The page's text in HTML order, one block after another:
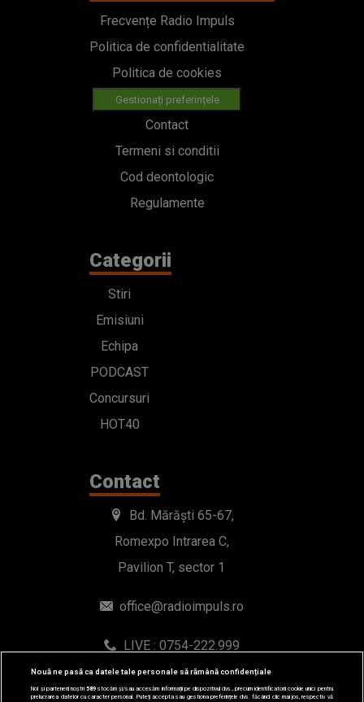
Frecvențe Radio Impuls
Politica de confidentialitate
Politica de cookies
Gestionați preferințele
Contact
Termeni si conditii
Cod deontologic
Regulamente
Categorii
Stiri
Emisiuni
Echipa
PODCAST
Concursuri
HOT40
Contact
Bd. Mărăști 65-67,
Romexpo Intrarea C,
Pavilion T, sector 1
office@radioimpuls.ro
LIVE : 0754-222.999
WhatsApp: 0754-222.999
Nouă ne pasă ca datele tale personale să rămână confidențiale
Noi și partenerii noștri589stocăm și/sau accesăm informații pe dispozitivul dvs., precum identificatorii cookie unici pentru
prelucrarea datelor cu caracter personal. Puteți accepta sau gestiona preferințele dvs. făcând clic mai jos, respectiv vă